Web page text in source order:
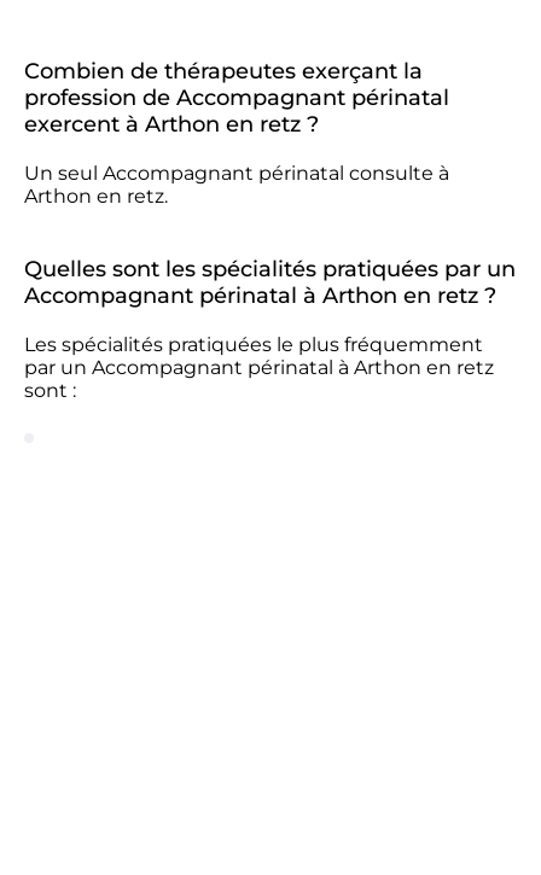
Combien de thérapeutes exerçant la
profession de Accompagnant périnatal
exercent à Arthon en retz ?
Un seul Accompagnant périnatal consulte à
Arthon en retz.
Quelles sont les spécialités pratiquées par un
Accompagnant périnatal à Arthon en retz ?
Les spécialités pratiquées le plus fréquemment
par un Accompagnant périnatal à Arthon en retz
sont :